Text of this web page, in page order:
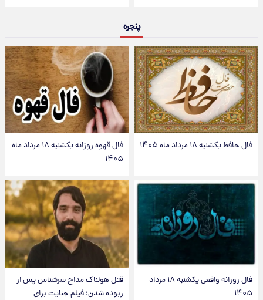
پنجره
فال حافظ یکشنبه ۱۸ مرداد ماه ۱۴۰۵
فال قهوه روزانه یکشنبه ۱۸ مرداد ماه
۱۴۰۵
فال روزانه واقعی یکشنبه ۱۸ مرداد
۱۴۰۵
قتل هولناک مداح سرشناس پس از
ربوده شدن؛ فیلم جنایت برای